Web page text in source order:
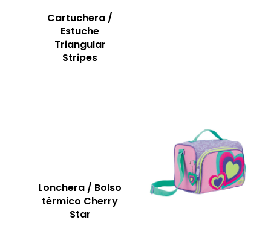
Cartuchera /
Estuche
Triangular
Stripes
Lonchera / Bolso
térmico Cherry
Star